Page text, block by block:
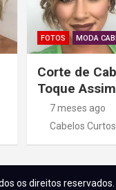
FOTOS MODA
Corte de
Toque
7 meses ago
Cabelos